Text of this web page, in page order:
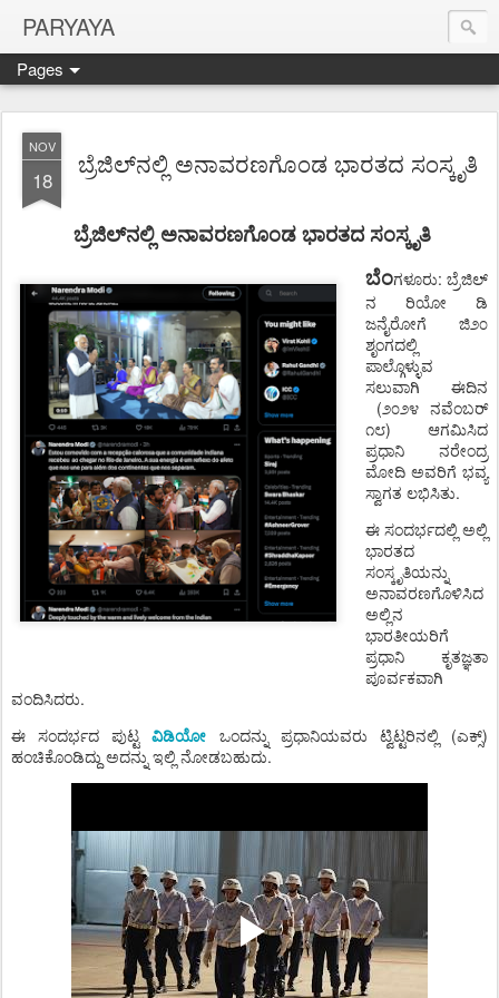
PARYAYA
Pages
NOV
18
ಬ್ರೆಜಿಲ್‌ನಲ್ಲಿ ಅನಾವರಣಗೊಂಡ ಭಾರತದ ಸಂಸ್ಕೃತಿ
ಬ್ರೆಜಿಲ್‌ನಲ್ಲಿ ಅನಾವರಣಗೊಂಡ ಭಾರತದ ಸಂಸ್ಕೃತಿ
ಬೆಂಗಳೂರು: ಬ್ರೆಜಿಲ್‌
ನ ರಿಯೋ ಡಿ
ಜನೈರೋಗೆ ಜಿ೨೦
ಶೃಂಗದಲ್ಲಿ
ಪಾಲ್ಗೊಳ್ಳುವ
ಸಲುವಾಗಿ ಈದಿನ
(೨೦೨೪ ನವೆಂಬರ್‌
೧೮) ಆಗಮಿಸಿದ
ಪ್ರಧಾನಿ ನರೇಂದ್ರ
ಮೋದಿ ಅವರಿಗೆ ಭವ್ಯ
ಸ್ವಾಗತ ಲಭಿಸಿತು.
ಈ ಸಂದರ್ಭದಲ್ಲಿ ಅಲ್ಲಿ
ಭಾರತದ
ಸಂಸ್ಕೃತಿಯನ್ನು
ಅನಾವರಣಗೊಳಿಸಿದ
ಅಲ್ಲಿನ
ಭಾರತೀಯರಿಗೆ
ಪ್ರಧಾನಿ ಕೃತಜ್ಞತಾ
ಪೂರ್ವಕವಾಗಿ
ವಂದಿಸಿದರು.
ಈ ಸಂದರ್ಭದ ಪುಟ್ಟವಿಡಿಯೋ ಒಂದನ್ನು ಪ್ರಧಾನಿಯವರು ಟ್ವಿಟ್ಟರಿನಲ್ಲಿ (ಎಕ್ಸ್)‌
ಹಂಚಿಕೊಂಡಿದ್ದು ಅದನ್ನು ಇಲ್ಲಿ ನೋಡಬಹುದು.